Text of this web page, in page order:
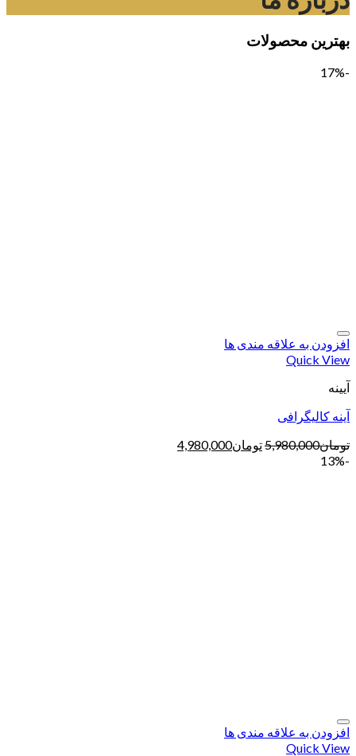
بهترین محصولات
-17%
افزودن به علاقه مندی ها
Quick View
آیینه
آینه کالیگرافی
تومان5,980,000تومان4,980,000
-13%
افزودن به علاقه مندی ها
Quick View